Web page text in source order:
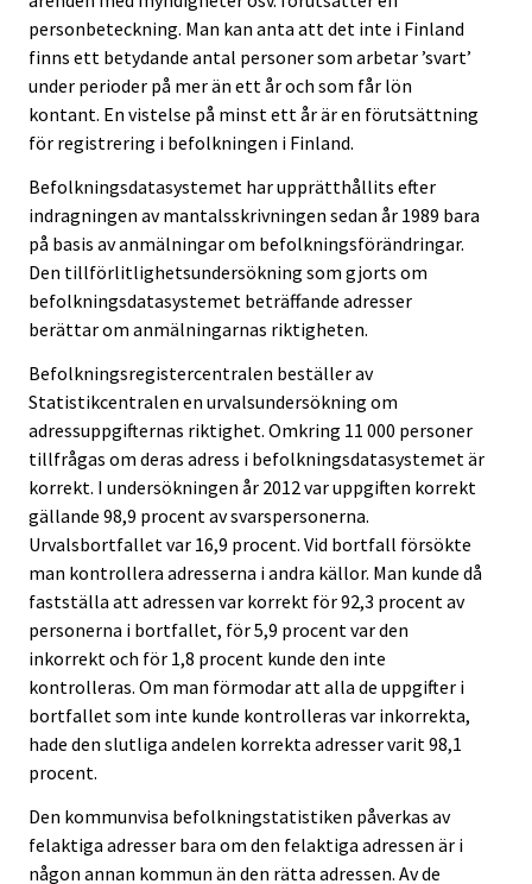
personbeteckning. Man kan anta att det inte i Finland
finns ett betydande antal personer som arbetar ’svart’
under perioder på mer än ett år och som får lön
kontant. En vistelse på minst ett år är en förutsättning
för registrering i befolkningen i Finland.
Befolkningsdatasystemet har upprätthållits efter
indragningen av mantalsskrivningen sedan år 1989 bara
på basis av anmälningar om befolkningsförändringar.
Den tillförlitlighetsundersökning som gjorts om
befolkningsdatasystemet beträffande adresser
berättar om anmälningarnas riktigheten.
Befolkningsregistercentralen beställer av
Statistikcentralen en urvalsundersökning om
adressuppgifternas riktighet. Omkring 11 000 personer
tillfrågas om deras adress i befolkningsdatasystemet är
korrekt. I undersökningen år 2012 var uppgiften korrekt
gällande 98,9 procent av svarspersonerna.
Urvalsbortfallet var 16,9 procent. Vid bortfall försökte
man kontrollera adresserna i andra källor. Man kunde då
fastställa att adressen var korrekt för 92,3 procent av
personerna i bortfallet, för 5,9 procent var den
inkorrekt och för 1,8 procent kunde den inte
kontrolleras. Om man förmodar att alla de uppgifter i
bortfallet som inte kunde kontrolleras var inkorrekta,
hade den slutliga andelen korrekta adresser varit 98,1
procent.
Den kommunvisa befolkningstatistiken påverkas av
felaktiga adresser bara om den felaktiga adressen är i
någon annan kommun än den rätta adressen. Av de